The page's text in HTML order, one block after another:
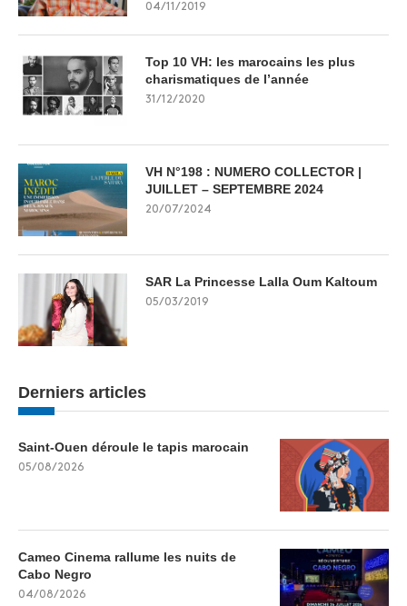
04/11/2019
Top 10 VH: les marocains les plus
charismatiques de l’année
31/12/2020
VH N°198 : NUMERO COLLECTOR |
JUILLET – SEPTEMBRE 2024
20/07/2024
SAR La Princesse Lalla Oum Kaltoum
05/03/2019
Derniers articles
Saint-Ouen déroule le tapis marocain
05/08/2026
Cameo Cinema rallume les nuits de
Cabo Negro
04/08/2026